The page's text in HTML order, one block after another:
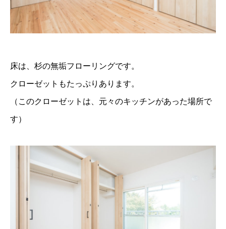
床は、杉の無垢フローリングです。
クローゼットもたっぷりあります。
（このクローゼットは、元々のキッチンがあった場所で
す）